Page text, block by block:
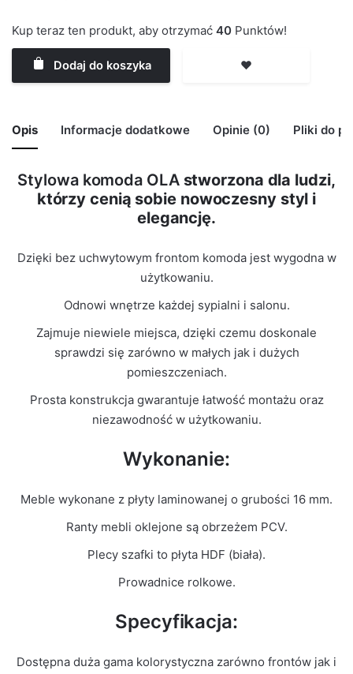
Kup teraz ten produkt, aby otrzymać 40 Punktów!
Dodaj do koszyka ❤️
Opis Informacje dodatkowe Opinie (0) Pliki do
Stylowa komoda OLAstworzona dla ludzi,
którzy cenią sobie nowoczesny styl i
elegancję.
Dzięki bez uchwytowym frontom komoda jest wygodna w
użytkowaniu.
Odnowi wnętrze każdej sypialni i salonu.
Zajmuje niewiele miejsca, dzięki czemu doskonale
sprawdzi się zarówno w małych jak i dużych
pomieszczeniach.
Prosta konstrukcja gwarantuje łatwość montażu oraz
niezawodność w użytkowaniu.
Wykonanie:
Meble wykonane z płyty laminowanej o grubości 16 mm.
Ranty mebli oklejone są obrzeżem PCV.
Plecy szafki to płyta HDF (biała).
Prowadnice rolkowe.
Specyfikacja:
Dostępna duża gama kolorystyczna zarówno frontów jak i
Waga 29 kg
Biały Połysk
paczek
Rolkowe
🙁 Nie ma jeszcze opinii o tym produkcie..
Only logged in customers who have purchased this